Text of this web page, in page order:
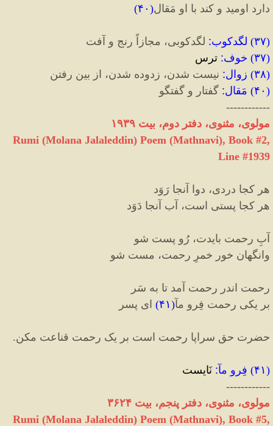
دارد اومید و کند با او مَقال‌‌( ۴۰)
(۳۷) لگدکوب: لگدکوبی، مجازاً رنج و‌ آفت
(۳۷) خوف: ترس
(۳۸) زوال: نیست شدن، زدوده شدن، از بین رفتن
( ۴۰) مَقال‌‌: گفتار و گفتگو
------------
مولوی، مثنوی، دفتر دوم، بیت ۱۹۳۹
Rumi (Molana Jalaleddin) Poem (Mathnavi), Book #2,
Line #1939
هر کجا دردی، دوا آنجا رَوَد
هر کجا پستی است، آب آنجا دَوَد
آبِ رحمت بایدت، رُو پست شو
وانگهان خور خمرِ رحمت، مست شو
رحمت اندر رحمت آمد تا به سَر
بر یکی رحمت فِرو مآ‌‌(۴۱) ای پسر
حضرت حق سراپا رحمت است بر یک رحمت قناعت مکن.
(۴۱) فِرو مآ: نَایست
------------
مولوی، مثنوی، دفتر پنجم، بیت ۳۶۲۴
Rumi (Molana Jalaleddin) Poem (Mathnavi), Book #5,